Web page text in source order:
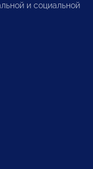
и социальной